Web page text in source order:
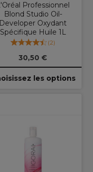
Professionnel
Blond Studio Oil-
Developer Oxydant
Spécifique Huile 1L
(2)
30,50 €
les options